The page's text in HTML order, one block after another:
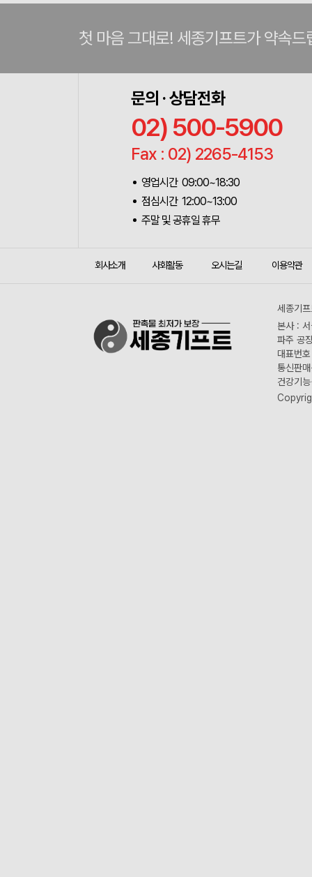
첫 마음 그대로! 세종기프트가 약속드
문의 · 상담전화
02) 500-5900
Fax : 02) 2265-4153
영업시간 09:00~18:30
점심시간 12:00~13:00
주말 및 공휴일 휴무
회사소개 사회활동 오시는길 이용약관
세종기
본사 :
파주 공
대표번
통신판
건강기